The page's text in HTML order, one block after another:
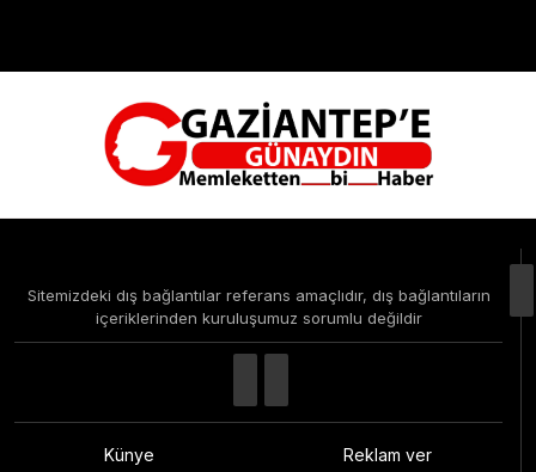
Teknoloji
Sitemizdeki dış bağlantılar referans amaçlıdır, dış bağlantıların
içeriklerinden kuruluşumuz sorumlu değildir
Künye
Reklam ver